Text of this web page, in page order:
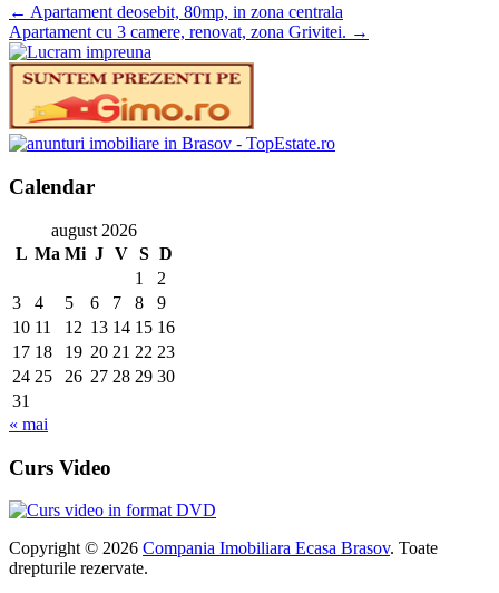
← Apartament deosebit, 80mp, in zona centrala
Apartament cu 3 camere, renovat, zona Grivitei. →
Calendar
august 2026
L Ma Mi J V S D
1
2
3
4 5 6 7 8
9
10 11 12 13 14 15 16
17 18 19 20 21 22 23
24 25 26 27 28 29 30
31
« mai
Curs Video
Copyright © 2026 Compania Imobiliara Ecasa Brasov. Toate
drepturile rezervate.